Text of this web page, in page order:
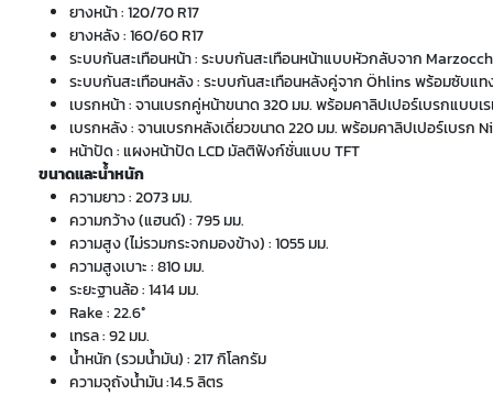
ยางหน้า : 120/70 R17
ยางหลัง : 160/60 R17
ระบบกันสะเทือนหน้า : ระบบกันสะเทือนหน้าแบบหัวกลับจาก
ระบบกันสะเทือนหลัง : ระบบกันสะเทือนหลังคู่จาก Öhlins พร้อมซับแ
เบรกหน้า : จานเบรกคู่หน้าขนาด 320 มม. พร้อมคาลิปเปอร์เบรกแบบ
เบรกหลัง : จานเบรกหลังเดี่ยวขนาด 220 มม. พร้อมคาลิปเปอร์เบรก
หน้าปัด : แผงหน้าปัด LCD มัลติฟังก์ชั่นแบบ TFT
ขนาดและน้ำหนัก
ความยาว : 2073 มม.
ความกว้าง (แฮนด์) : 795 มม.
ความสูง (ไม่รวมกระจกมองข้าง) : 1055 มม.
ความสูงเบาะ : 810 มม.
ระยะฐานล้อ : 1414 มม.
Rake : 22.6°
เทรล : 92 มม.
น้ำหนัก (รวมน้ำมัน) : 217 กิโลกรัม
ความจุถังน้ำมัน :14.5 ลิตร